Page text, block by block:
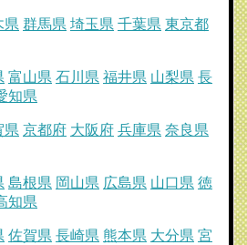
県 群馬県 埼玉県 千葉県 東京都
富山県 石川県 福井県 山梨県 長
知県
県 京都府 大阪府 兵庫県 奈良県
島根県 岡山県 広島県 山口県 徳
知県
佐賀県 長崎県 熊本県 大分県 宮